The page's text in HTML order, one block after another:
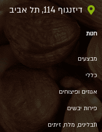
דיזנגוף 114, תל אביב
חנות
מבצעים
כללי
אגוזים ופיצוחים
פירות יבשים
תבלינים, מלח, זיתים